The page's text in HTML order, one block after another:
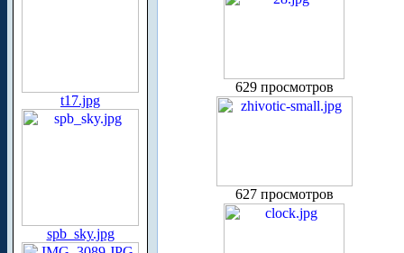
t17.jpg
spb_sky.jpg
629 просмотров
627 просмотров